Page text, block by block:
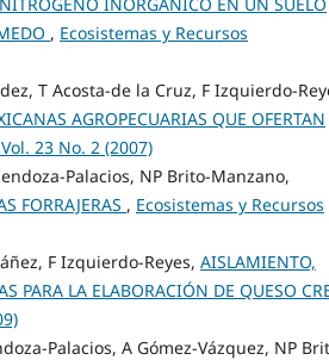
, Ecosistemas y Recursos
T Acosta-de la Cruz, F Izquierdo-
AGROPECUARIAS QUE OFERTAN
23 No. 2 (2007)
Palacios, NP Brito-Manzano,
FORRAJERAS , Ecosistemas y Recursos
F Izquierdo-Reyes, AISLAMIENTO,
PARA LA ELABORACIÓN DE QUESO
Palacios, A Gómez-Vázquez, NP